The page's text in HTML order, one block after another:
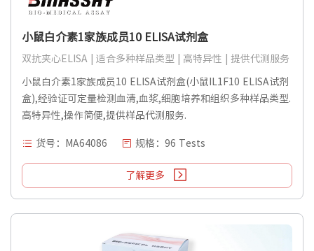
小鼠白介素1家族成员10 ELISA试剂盒
双抗夹心ELISA | 适合多种样品类型 | 高特异性 | 提供代测服务
小鼠白介素1家族成员10 ELISA试剂盒(小鼠IL1F10 ELISA试剂
盒),经验证可定量检测血清,血浆,细胞培养和组织多种样品类型.
高特异性,操作简便,提供样品代测服务.
货号：MA64086 规格：96 Tests
了解更多